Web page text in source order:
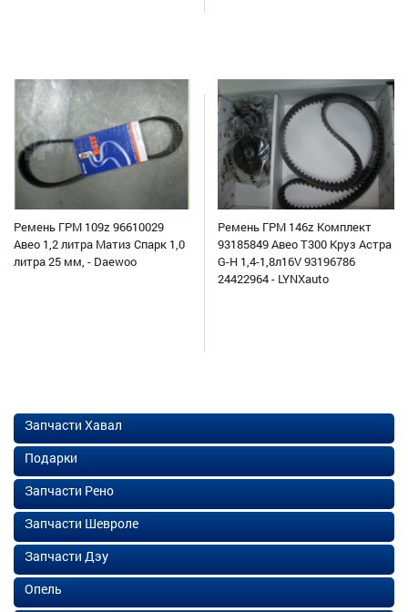
Ремень ГРМ 109z 96610029
Авео 1,2 литра Матиз Спарк 1,0
литра 25 мм, - Daewoo
Ремень ГРМ 146z Комплект
93185849 Авео Т300 Круз Астра
G-H 1,4-1,8л16V 93196786
24422964 - LYNXauto
Запчасти Хавал
Подарки
Запчасти Рено
Запчасти Шевроле
Запчасти Дэу
Опель